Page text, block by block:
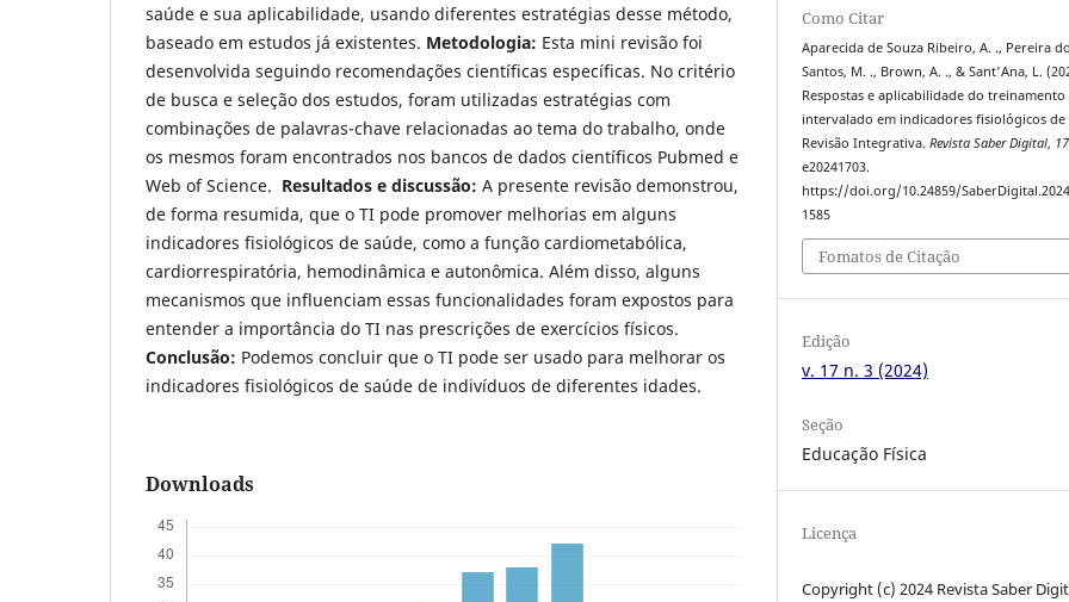
saúde e sua aplicabilidade, usando diferentes estratégias desse método,
baseado em estudos já existentes. Metodologia: Esta mini revisão foi
desenvolvida seguindo recomendações científicas específicas. No critério
de busca e seleção dos estudos, foram utilizadas estratégias com
combinações de palavras-chave relacionadas ao tema do trabalho, onde
os mesmos foram encontrados nos bancos de dados científicos Pubmed e
Web of Science. Resultados e discussão: A presente revisão demonstrou,
de forma resumida, que o TI pode promover melhorias em alguns
indicadores fisiológicos de saúde, como a função cardiometabólica,
cardiorrespiratória, hemodinâmica e autonômica. Além disso, alguns
mecanismos que influenciam essas funcionalidades foram expostos para
entender a importância do TI nas prescrições de exercícios físicos.
Conclusão: Podemos concluir que o TI pode ser usado para melhorar os
indicadores fisiológicos de saúde de indivíduos de diferentes idades.
Downloads
Como Citar
Aparecida de Souza Ribeiro, A. ., Pereira
Santos, M. ., Brown, A. ., & Sant'Ana, L.
Respostas e aplicabilidade do treinamento
intervalado em indicadores fisiológicos de
Revisão Integrativa.Revista Saber Digital, 17
e20241703.
https://doi.org/10.24859/
1585
Fomatos de Citação
Edição
v. 17 n. 3 (2024)
Seção
Educação Física
Licença
Copyright (c) 2024 Revista Saber